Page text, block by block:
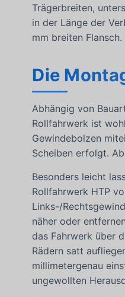
Trägerbreiten,
in der Länge der
mm breiten Flansch.
Die
Abhängig von
Rollfahrwerk ist
Gewindebolzen
Scheiben erfolgt.
Besonders leicht
Rollfahrwerk HTP
Links-/
näher oder
das Fahrwerk über
Rädern satt
millimetergenau
ungewollten